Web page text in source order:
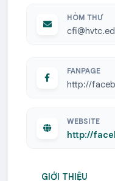
HÒM THƯ
FANPAGE
http://
WEBSITE
http://
GIỚI THIỆU